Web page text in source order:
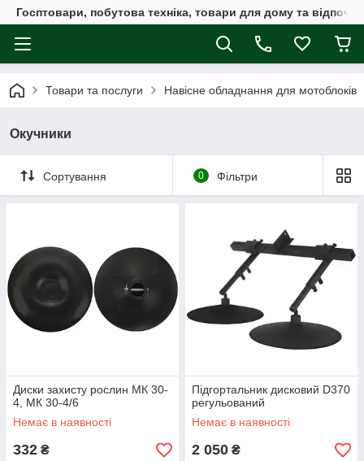
Госптовари, побутова техніка, товари для дому та
Товари та послуги Навісне обладнання для мотоблоків
Окучники
Сортування 0 Фільтри
Диски захисту рослин МК 30-
4, МК 30-4/6
Немає в наявності
332 ₴
Підгортальник дисковий D370
регульований
Немає в наявності
2 050 ₴